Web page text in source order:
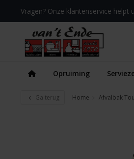
Vragen? Onze klantenservice helpt
Opruiming
Ga terug Home Afvalbak